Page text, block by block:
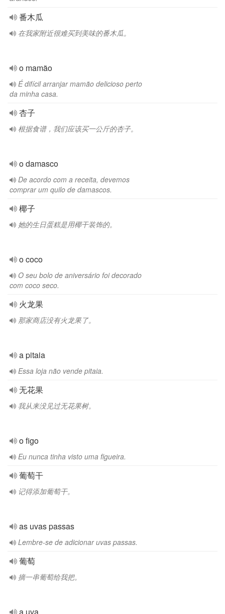
番木瓜
在我家附近很难买到美味的番木瓜。
o mamão
É difícil arranjar mamão delicioso perto
da minha casa.
杏子
根据食谱，我们应该买一公斤的杏子。
o damasco
De acordo com a receita, devemos
comprar um quilo de damascos.
椰子
她的生日蛋糕是用椰干装饰的。
o coco
O seu bolo de aniversário foi decorado
com coco seco.
火龙果
那家商店没有火龙果了。
a pitaia
Essa loja não vende pitaia.
无花果
我从来没见过无花果树。
o figo
Eu nunca tinha visto uma figueira.
葡萄干
记得添加葡萄干。
as uvas passas
Lembre-se de adicionar uvas passas.
葡萄
摘一串葡萄给我把。